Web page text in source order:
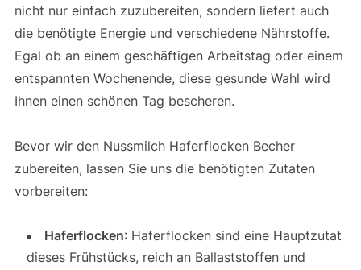
nicht nur einfach zuzubereiten, sondern liefert auch
die benötigte Energie und verschiedene Nährstoffe.
Egal ob an einem geschäftigen Arbeitstag oder einem
entspannten Wochenende, diese gesunde Wahl wird
Ihnen einen schönen Tag bescheren.
Bevor wir den Nussmilch Haferflocken Becher
zubereiten, lassen Sie uns die benötigten Zutaten
vorbereiten:
Haferflocken: Haferflocken sind eine Hauptzutat
dieses Frühstücks, reich an Ballaststoffen und